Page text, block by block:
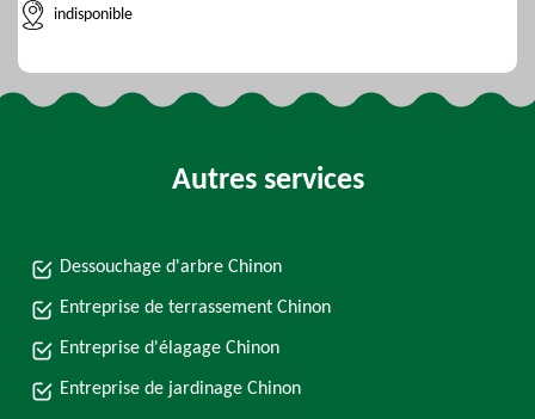
indisponible
Autres services
Dessouchage d'arbre Chinon
Entreprise de terrassement Chinon
Entreprise d'élagage Chinon
Entreprise de jardinage Chinon